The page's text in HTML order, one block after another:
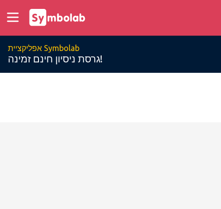
אפליקציית Symbolab
גרסת ניסיון חינם זמינה!